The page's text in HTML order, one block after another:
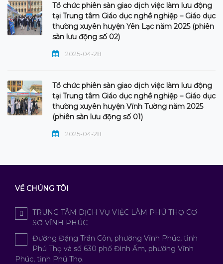
Tổ chức phiên sàn giao dịch việc làm lưu động
tại Trung tâm Giáo dục nghề nghiệp – Giáo dục
thường xuyên huyện Yên Lạc năm 2025 (phiên
sàn lưu động số 02)
2025-04-28
Tổ chức phiên sàn giao dịch việc làm lưu động
tại Trung tâm Giáo dục nghề nghiệp – Giáo dục
thường xuyên huyện Vĩnh Tường năm 2025
(phiên sàn lưu động số 01)
2025-04-28
VỀ CHÚNG TÔI
TRUNG TÂM DỊCH VỤ VIỆC LÀM PHÚ THỌ CƠ
SỞ VĨNH PHÚC
Đường Đặng Trần Côn, phường Vĩnh Phúc, tỉnh
Phú Thọ và số 630 phố Đình Ấm, phường Vĩnh
Phúc, tỉnh Phú Thọ.